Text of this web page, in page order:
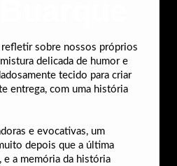
sobre nossos próprios
delicada de humor e
tecido para criar
entrega, com uma história
e evocativas, um
depois que a última
e a memória da história